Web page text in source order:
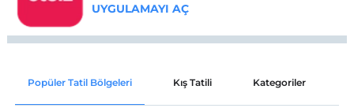
UYGULAMAYI AÇ
Popüler Tatil Bölgeleri Kış Tatili Kategoriler